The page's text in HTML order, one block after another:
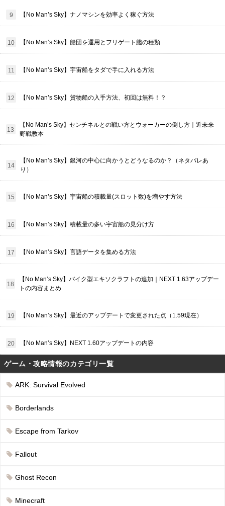
【No Man’s Sky】ナノマシンを効率よく稼ぐ方法
【No Man’s Sky】船団を運用とフリゲート艦の種類
【No Man’s Sky】宇宙船をタダで手に入れる方法
【No Man’s Sky】貨物船の入手方法、初回は無料！？
【No Man’s Sky】センチネルとの戦い方とウォーカーの倒し方｜近未来
野戦教本
【No Man’s Sky】銀河の中心に向かうとどうなるのか？（ネタバレあ
り）
【No Man’s Sky】宇宙船の積載量(スロット数)を増やす方法
【No Man’s Sky】積載量の多い宇宙船の見分け方
【No Man’s Sky】言語データを集める方法
【No Man’s Sky】バイク型エキソクラフトの追加｜NEXT 1.63アップデー
トの内容まとめ
【No Man’s Sky】最近のアップデートで変更された点（1.59現在）
【No Man’s Sky】NEXT 1.60アップデートの内容
ゲーム・攻略情報のカテゴリ一覧
ARK: Survival Evolved
Borderlands
Escape from Tarkov
Fallout
Ghost Recon
Minecraft